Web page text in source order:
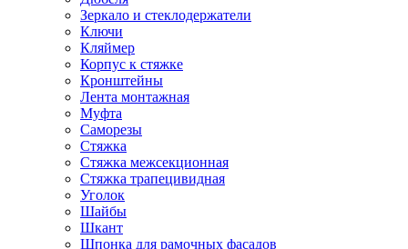
Зеркало и стеклодержатели
Ключи
Кляймер
Корпус к стяжке
Кронштейны
Лента монтажная
Муфта
Саморезы
Стяжка
Стяжка межсекционная
Стяжка трапецивидная
Уголок
Шайбы
Шкант
Шпонка для рамочных фасадов